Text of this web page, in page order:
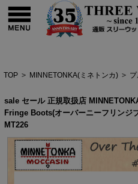
TOP > MINNETONKA(ミネトンカ) >
sale セール 正規取扱店
Fringe Boots(オーバーニーフリンジ
MT226